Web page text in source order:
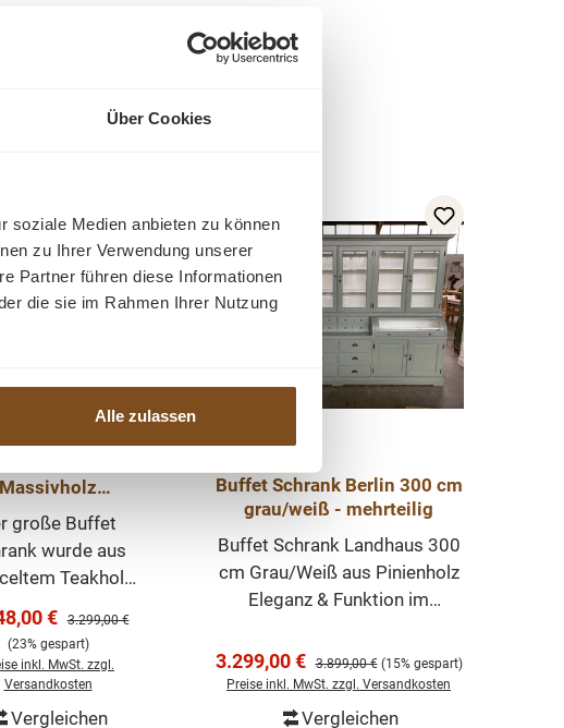
Über Cookies
soziale Medien anbieten zu können
zu Ihrer Verwendung unserer
Partner führen diese Informationen
die sie im Rahmen Ihrer Nutzung
Alle zulassen
Massivholz
200 cm
Teak Holz
große Buffet
wurde aus
Teakholz
einen ganz
Charme.
massiven
sind sehr
€ Regulärer Preis:
3.299,00 €
(23% gespart)
inkl. MwSt. zzgl.
Versandkosten
Vergleichen
Rabatt
Tipp
Buffet Schrank Berlin 300 cm
grau/weiß - mehrteilig
Buffet Schrank Landhaus 300
cm Grau/Weiß aus Pinienholz
Eleganz & Funktion im
Schrank im Landhausstil ist
ein hochwertiges und
zeitloses Möbelstück, das
Verkaufspreis:
3.299,00 € Regulärer Preis:
3.899,00 € (15% gespart)
Preise inkl. MwSt. zzgl. Versandkosten
Vergleichen